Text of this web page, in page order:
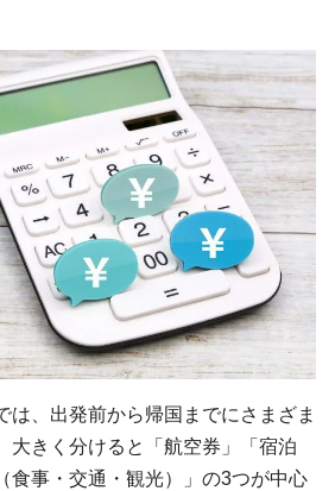
は、出発前から帰国までにさまざま
大きく分けると「航空券」「宿泊
食事・交通・観光）」の3つが中心